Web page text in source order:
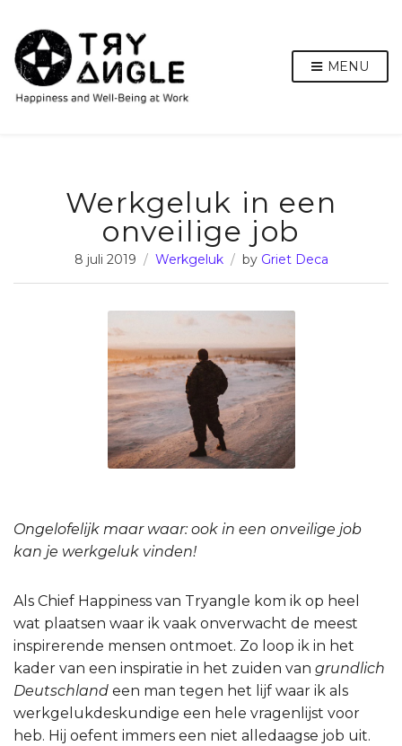
MENU
Werkgeluk in een
onveilige job
8 juli 2019 Werkgeluk by Griet Deca
Ongelofelijk maar waar: ook in een onveilige job
kan je werkgeluk vinden!
Als Chief Happiness van Tryangle kom ik op heel
wat plaatsen waar ik vaak onverwacht de meest
inspirerende mensen ontmoet. Zo loop ik in het
kader van een inspiratie in het zuiden van grundlich
Deutschland een man tegen het lijf waar ik als
werkgelukdeskundige een hele vragenlijst voor
heb. Hij oefent immers een niet alledaagse job uit.